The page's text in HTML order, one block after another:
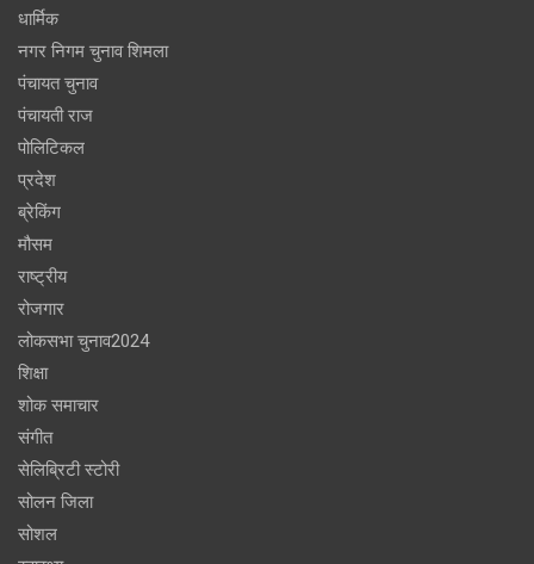
धार्मिक
नगर निगम चुनाव शिमला
पंचायत चुनाव
पंचायती राज
पोलिटिकल
प्रदेश
ब्रेकिंग
मौसम
राष्ट्रीय
रोजगार
लोकसभा चुनाव2024
शिक्षा
शोक समाचार
संगीत
सेलिब्रिटी स्टोरी
सोलन जिला
सोशल